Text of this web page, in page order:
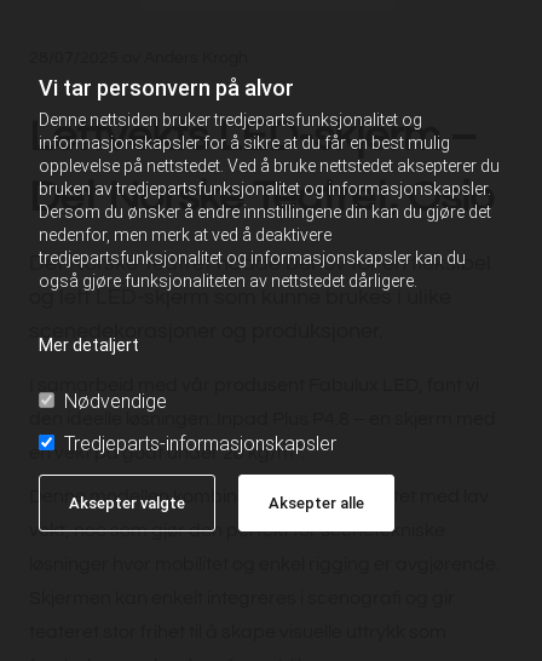
Vi tar personvern på alvor
Denne nettsiden bruker tredjepartsfunksjonalitet og
informasjonskapsler for å sikre at du får en best mulig
opplevelse på nettstedet. Ved å bruke nettstedet aksepterer du
bruken av tredjepartsfunksjonalitet og informasjonskapsler.
Dersom du ønsker å endre innstillingene din kan du gjøre det
nedenfor, men merk at ved å deaktivere
tredjepartsfunksjonalitet og informasjonskapsler kan du
også gjøre funksjonaliteten av nettstedet dårligere.
Mer detaljert
Nødvendige
Tredjeparts-informasjonskapsler
Aksepter valgte Aksepter alle
Lettvekts LED-skjerm –
Det Norske Teatret, Oslo
Det Norske Teatret hadde behov for en fleksibel
og lett LED-skjerm som kunne brukes i ulike
en vekt på godt under 20 kg/m².
Denne modellen kombinerer høy bildekvalitet med lav
vekt, noe som gjør den perfekt for scenetekniske